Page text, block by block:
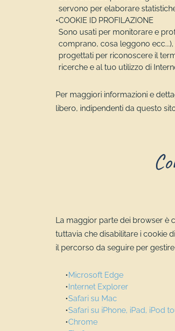
servono per elaborare
COOKIE ID PROFILAZIONE
Sono usati per monitorare e
comprano, cosa leggono
progettati per riconoscere il
ricerche e al tuo utilizzo di
Per maggiori informazioni e
libero, indipendenti da questo
La maggior parte dei browser è
tuttavia che disabilitare i cookie
il percorso da seguire per
Microsoft Edge
Internet Explorer
Safari su Mac
Safari su iPhone, iPad, iPod
Chrome